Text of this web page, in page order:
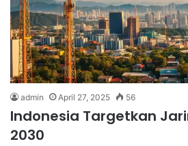
admin April 27, 2025 56
Indonesia Targetkan
2030